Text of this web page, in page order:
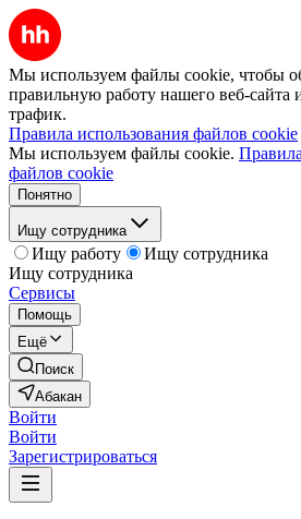
Мы используем файлы cookie, чтобы
правильную работу нашего веб-сайта
трафик.
Правила использования файлов cookie
Мы используем файлы cookie.
файлов cookie
Понятно
Ищу сотрудника
Ищу работу
Ищу сотрудника
Ищу сотрудника
Сервисы
Помощь
Ещё
Поиск
Абакан
Войти
Войти
Зарегистрироваться